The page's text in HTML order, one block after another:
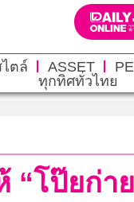
ตล์ ASSET
ทุกทิศทั่วไทย
โป๊ยก่า